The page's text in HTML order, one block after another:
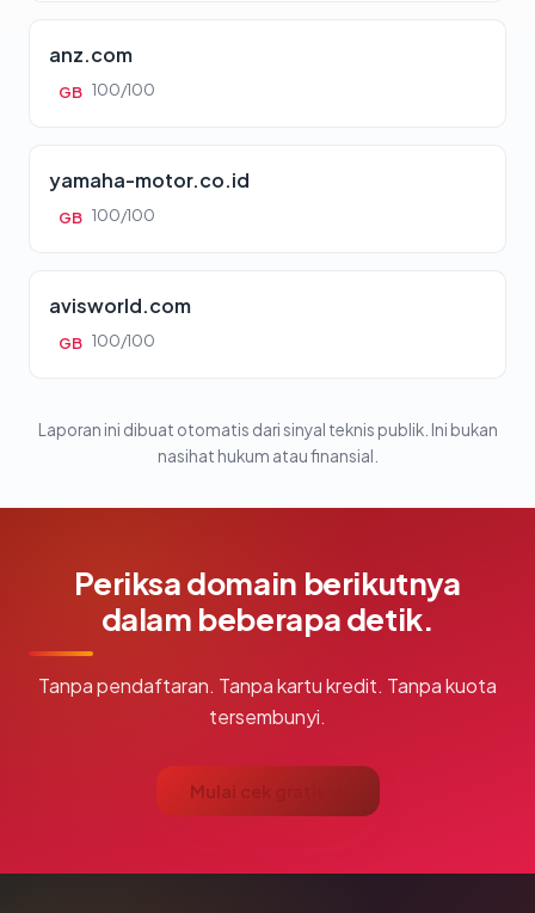
anz.com
GB 100/100
yamaha-motor.co.id
GB 100/100
avisworld.com
GB 100/100
Laporan ini dibuat otomatis dari sinyal teknis publik. Ini bukan
nasihat hukum atau finansial.
Periksa domain berikutnya
dalam beberapa detik.
Tanpa pendaftaran. Tanpa kartu kredit. Tanpa kuota
tersembunyi.
Mulai cek gratis →